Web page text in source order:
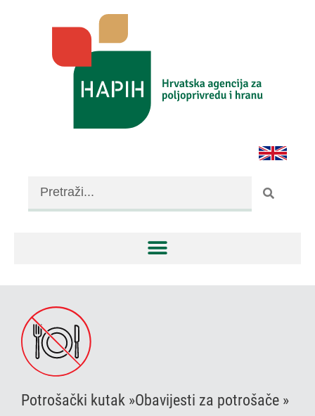
Potrošački kutak »Obavijesti za potrošače »